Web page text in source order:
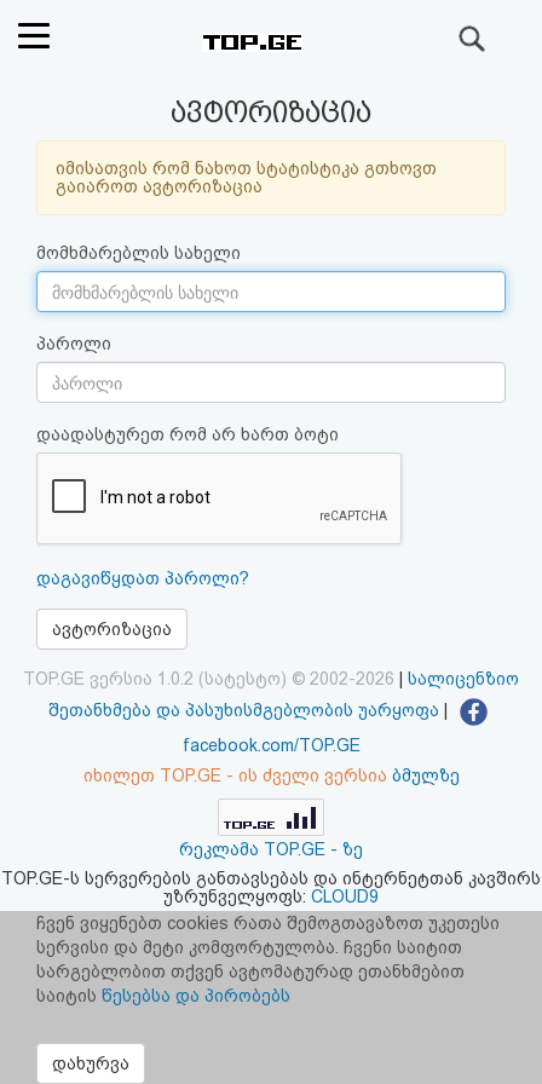
ფოსტა
კითხვა-
პასუხი
ავტორიზაცია
რეგისტრაცია
პაროლის
HTML
კოდი
შეთანხმება
პასუხისმგებლობის
უარყოფა
ავტორიზაცია
იმისათვის რომ ნახოთ სტატისტიკა გთხოვთ
გაიაროთ ავტორიზაცია
მომხმარებლის სახელი
პაროლი
დაადასტურეთ რომ არ ხართ ბოტი
დაგავიწყდათ პაროლი?
ავტორიზაცია
TOP.GE ვერსია 1.0.2 (სატესტო) © 2002-2026
სალიცენზიო
შეთანხმება და პასუხისმგებლობის უარყოფა
facebook.com/TOP.GE
იხილეთ TOP.GE - ის ძველი ვერსია ბმულზე
რეკლამა TOP.GE - ზე
TOP.GE-ს სერვერების განთავსებას და ინტერნეტთან კავშირს
უზრუნველყოფს: CLOUD9
ჩვენ ვიყენებთ cookies რათა შემოგთავაზოთ უკეთესი
სერვისი და მეტი კომფორტულობა. ჩვენი საიტით
სარგებლობით თქვენ ავტომატურად ეთანხმებით
საიტის წესებსა და პირობებს
დახურვა